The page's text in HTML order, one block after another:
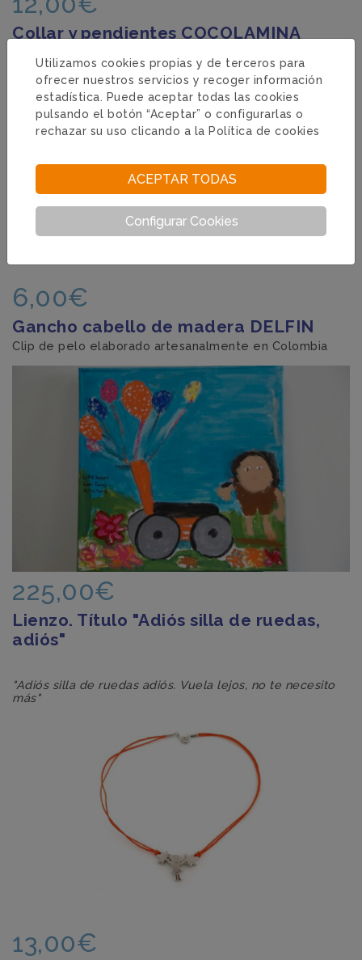
Collar y pendientes COCOLAMINA
6,00€
Gancho cabello de madera DELFIN
Clip de pelo elaborado artesanalmente en Colombia
225,00€
Lienzo. Título "Adiós silla de ruedas,
adiós"
"Adiós silla de ruedas adiós. Vuela lejos, no te necesito
más"
13,00€
Utilizamos cookies propias y de terceros para
ofrecer nuestros servicios y recoger información
estadística. Puede aceptar todas las cookies
pulsando el botón “Aceptar” o configurarlas o
rechazar su uso clicando a la Política de cookies
ACEPTAR TODAS
Configurar Cookies